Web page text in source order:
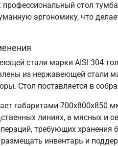
стол
эргономику, что
стали марки AISI 304
из нержавеющей стали
Стол поставляется в
габаритами 700х800х850
линиях, в мясных и
требующих
инвентарь и